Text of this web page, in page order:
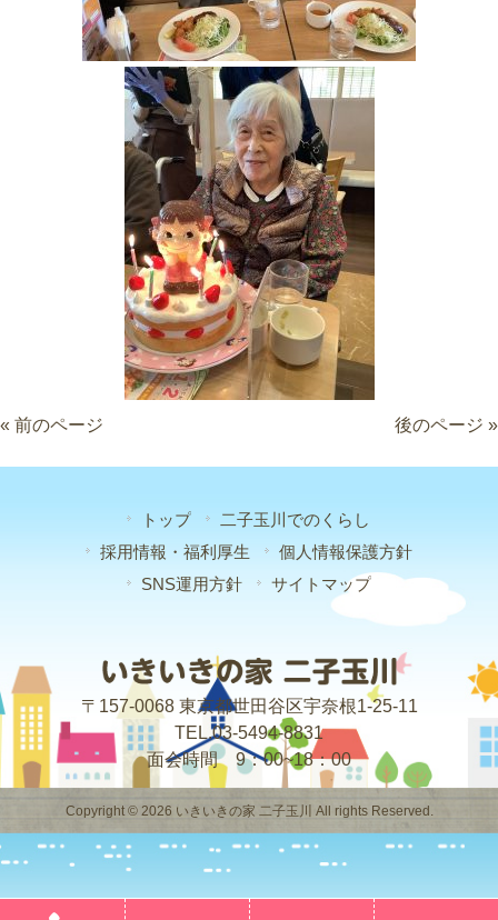
« 前のページ 後のページ »
トップ
二子玉川でのくらし
採用情報・福利厚生
個人情報保護方針
SNS運用方針
サイトマップ
〒157-0068 東京都世田谷区宇奈根1-25-11
TEL.03-5494-8831
面会時間 9：00~18：00
Copyright © 2026 いきいきの家 二子玉川 All rights Reserved.